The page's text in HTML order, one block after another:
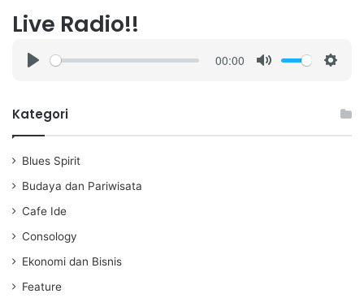
Live Radio!!
a
00:00
Kategori
Blues Spirit
Budaya dan Pariwisata
Cafe Ide
Consology
Ekonomi dan Bisnis
Feature